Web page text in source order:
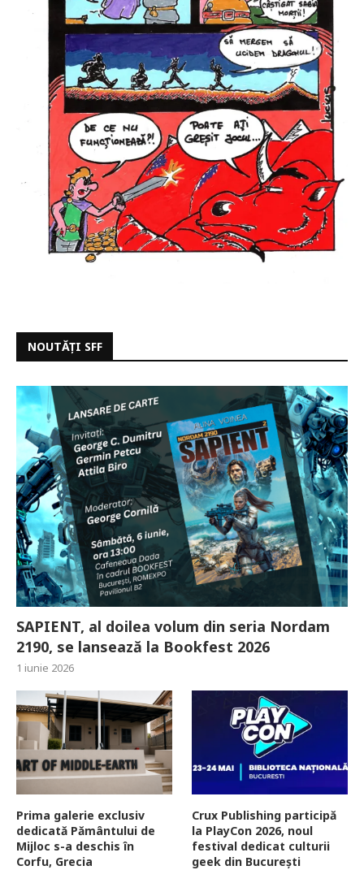
NOUTĂȚI SFF
SAPIENT, al doilea volum din seria Nordam
2190, se lansează la Bookfest 2026
1 iunie 2026
Prima galerie exclusiv
dedicată Pământului de
Mijloc s-a deschis în
Corfu, Grecia
Crux Publishing participă
la PlayCon 2026, noul
festival dedicat culturii
geek din București